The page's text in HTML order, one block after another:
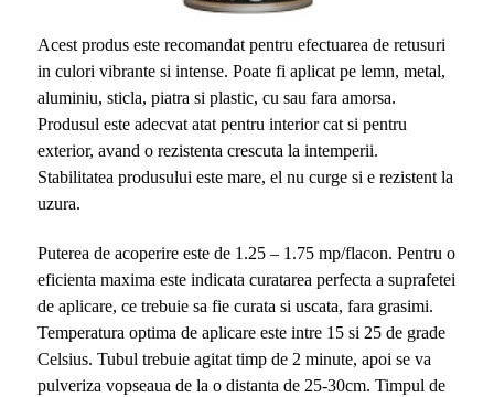
Acest produs este recomandat pentru efectuarea de retusuri
in culori vibrante si intense. Poate fi aplicat pe lemn, metal,
aluminiu, sticla, piatra si plastic, cu sau fara amorsa.
Produsul este adecvat atat pentru interior cat si pentru
exterior, avand o rezistenta crescuta la intemperii.
Stabilitatea produsului este mare, el nu curge si e rezistent la
uzura.
Puterea de acoperire este de 1.25 – 1.75 mp/flacon. Pentru o
eficienta maxima este indicata curatarea perfecta a suprafetei
de aplicare, ce trebuie sa fie curata si uscata, fara grasimi.
Temperatura optima de aplicare este intre 15 si 25 de grade
Celsius. Tubul trebuie agitat timp de 2 minute, apoi se va
pulveriza vopseaua de la o distanta de 25-30cm. Timpul de